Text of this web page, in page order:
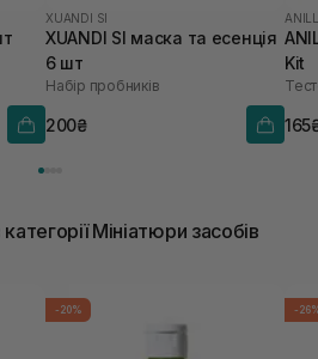
XUANDI SI
XUANDI SI маска та есенція
6 шт
Набір пробників
200₴
Kit
Мініатюри засобів
-20% -